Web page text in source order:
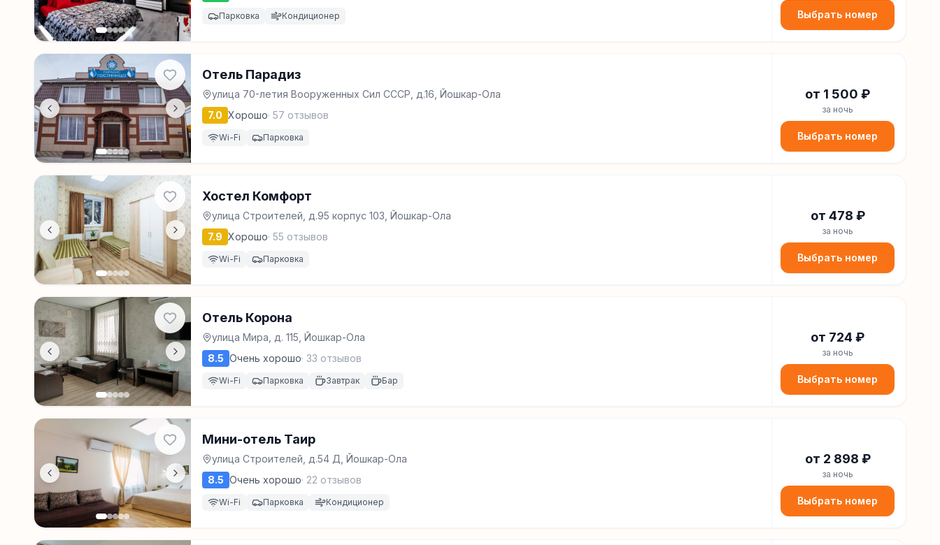
Парковка Кондиционер Выбрать номер
Отель Парадиз
улица 70-летия Вооруженных Сил СССР, д.16, Йошкар-Ола
7.0 Хорошо· 57 отзывов
Wi-Fi Парковка
от 1 500 ₽
за ночь
Выбрать номер
Хостел Комфорт
улица Строителей, д.95 корпус 103, Йошкар-Ола
7.9 Хорошо· 55 отзывов
Wi-Fi Парковка
от 478 ₽
за ночь
Выбрать номер
Отель Корона
улица Мира, д. 115, Йошкар-Ола
8.5 Очень хорошо· 33 отзывов
Wi-Fi Парковка Завтрак Бар
от 724 ₽
за ночь
Выбрать номер
Мини-отель Таир
улица Строителей, д.54 Д, Йошкар-Ола
8.5 Очень хорошо· 22 отзывов
Wi-Fi Парковка Кондиционер
от 2 898 ₽
за ночь
Выбрать номер